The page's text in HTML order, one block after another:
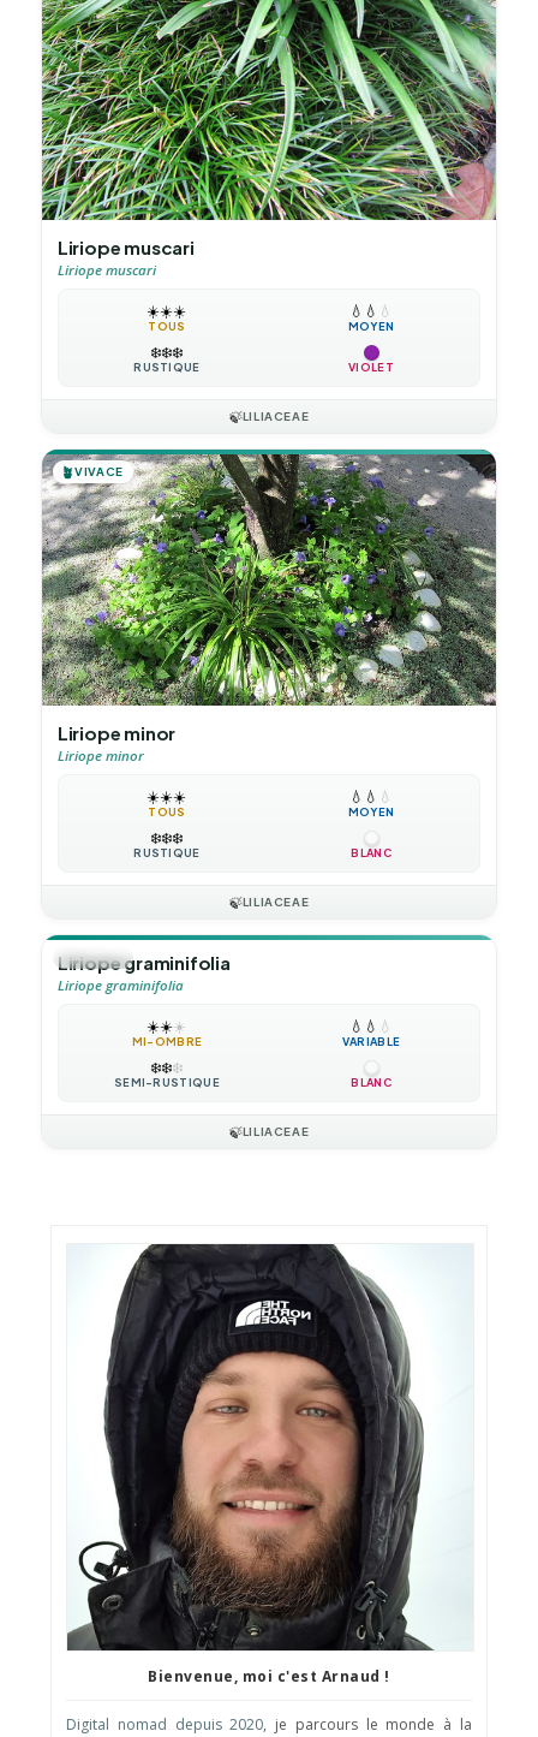
Liriope muscari
Liriope muscari
☀️☀️☀️
TOUS
💧 💧 💧
MOYEN
❄️❄️❄️
RUSTIQUE VIOLET
🍃LILIACEAE
🪴VIVACE
Liriope minor
Liriope minor
☀️☀️☀️
TOUS
💧 💧 💧
MOYEN
❄️❄️❄️
RUSTIQUE BLANC
🍃LILIACEAE
🪴VIVACE
Liriope graminifolia
Liriope graminifolia
☀️☀️☀️
MI-OMBRE
💧 💧 💧
VARIABLE
❄️❄️❄️
SEMI-RUSTIQUE BLANC
🍃LILIACEAE
Bienvenue, moi c'est Arnaud !
Digital nomad depuis 2020, je parcours le monde à la